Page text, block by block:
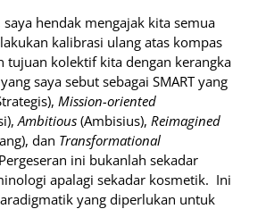
hendak mengajak kita semua
kalibrasi ulang atas kompas
tujuan kolektif kita dengan kerangka
saya sebut sebagai SMART yang
Mission-oriented
Ambitious (Ambisius), Reimagined
dan Transformational
ini bukanlah sekadar
apalagi sekadar kosmetik. Ini
yang diperlukan untuk